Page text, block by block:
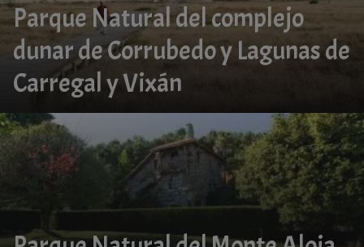
Parque Natural del complejo
dunar de Corrubedo y Lagunas de
Carregal y Vixán